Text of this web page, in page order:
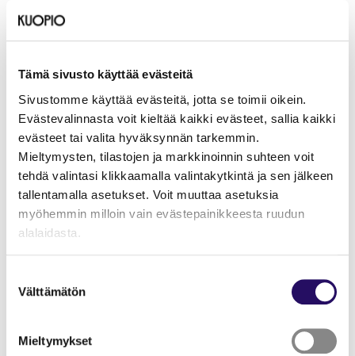
Tämä sivusto käyttää evästeitä
Sivustomme käyttää evästeitä, jotta se toimii oikein.
Evästevalinnasta voit kieltää kaikki evästeet, sallia kaikki
evästeet tai valita hyväksynnän tarkemmin.
Mieltymysten, tilastojen ja markkinoinnin suhteen voit
tehdä valintasi klikkaamalla valintakytkintä ja sen jälkeen
tallentamalla asetukset. Voit muuttaa asetuksia
myöhemmin milloin vain evästepainikkeesta ruudun
alalaidasta.
Lue lisää sivustostamme ja evästeistä
valinta
Välttämätön
Mieltymykset
Olohuonetta luotsaavat yhdessä jo neljättä vuotta
Kuopion kansalaisopiston suunnittelijaopettaja Hanna-
ennakoinnin asiantuntija Tarja Siltanen
Hannan ydinosaamista on aivoterveys, positiivinen
psykologia ja ikääntyneen mielenhyvinvointi. YAMK
opinnoissa hän suuntautui sosiaali- ja terveysalan
arvoihin, etiikkaan ja merkityksellisten yhteisöjen
rakentamiseen. Päättötyössään hän perehtyi
ikääntyneiden eksistentiaaliseen hyvinvointiin, elämän
merkityslähteisiin ja merkityksen kokemusta horjuttaviin
tekijöihin. Hanna saa voimaa auringosta ja luonnosta sekä
sattumusten kautta.
Tarja on koulutukseltaan lähihoitaja ja geronomi AMK, ja
omaa pitkän kokemuksen työstä ikääntyneiden parissa.